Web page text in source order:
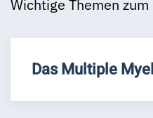
Wichtige Themen
Das Multiple